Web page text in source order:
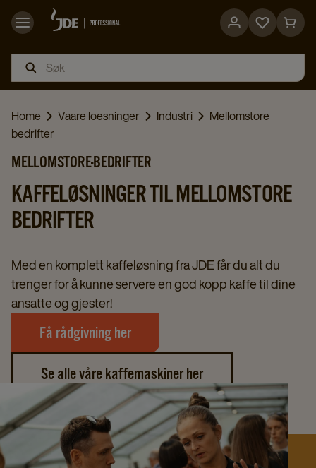
Go
page
Go
page
Home Vaare loesninger Industri
Mellomstore
bedrifter
MELLOMSTORE-BEDRIFTER
KAFFELØSNINGER TIL MELLOMSTORE
BEDRIFTER
Med en komplett kaffeløsning fra JDE får du alt du
trenger for å kunne servere en god kopp kaffe til dine
ansatte og gjester!
Få rådgivning her
Se alle våre kaffemaskiner her